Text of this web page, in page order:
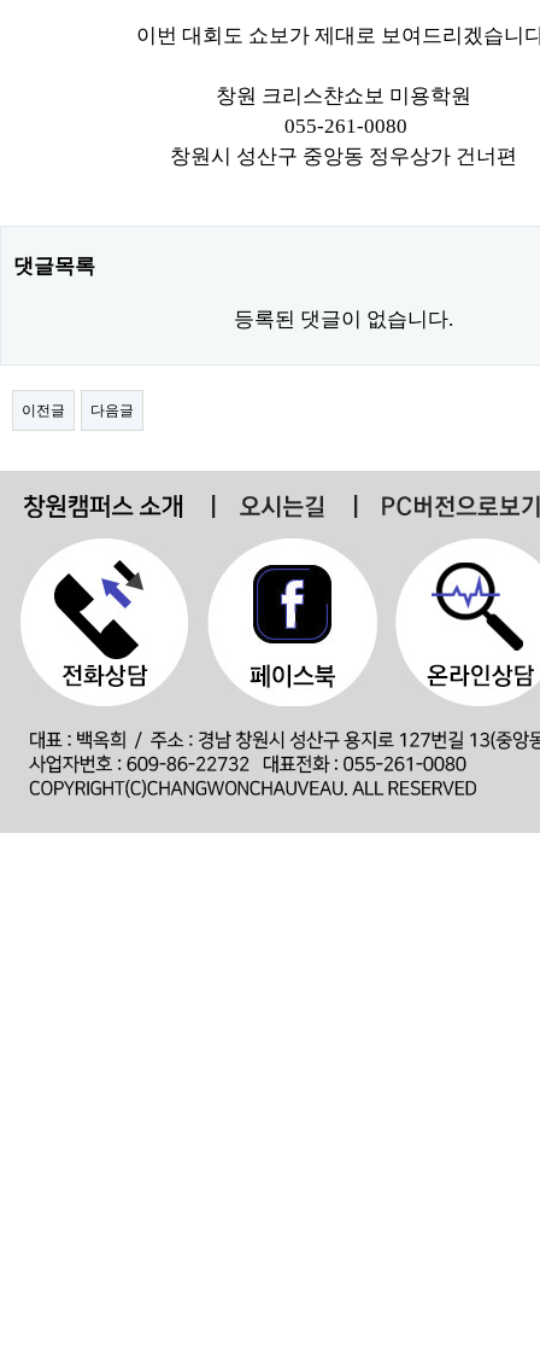
이번 대회도 쇼보가 제대로 보여드리겠습니
창원 크리스챤쇼보 미용학원
055-261-0080
창원시 성산구 중앙동 정우상가 건너편
댓글목록
등록된 댓글이 없습니다.
이전글 다음글